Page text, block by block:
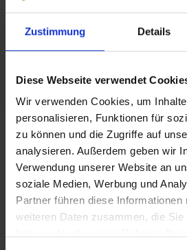
Zustimmung Details
Diese Webseite verwendet
Wir verwenden Cookies, um
personalisieren, Funktionen für
zu können und die Zugriffe auf
analysieren. Außerdem geben wir
Verwendung unserer Website an
soziale Medien, Werbung und
Partner führen diese
weiteren Daten zusammen, die Sie
Bei verheirateten Eltern:
Das Kind erhältden
Geburtsnamen.
Führen die Eltern keinen
sie innerhalb eines Monats ab
gemeinsam entscheiden,
Familiennamen das Kind
(Familienname des Vaters
Diese Entscheidung entfaltet